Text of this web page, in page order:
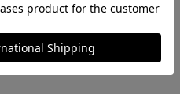
ナ アメリカ製 トラディショナル
PANY
¥770